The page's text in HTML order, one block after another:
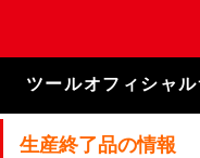
ま
キ
ツールオフィシャル
生産終了品の情報